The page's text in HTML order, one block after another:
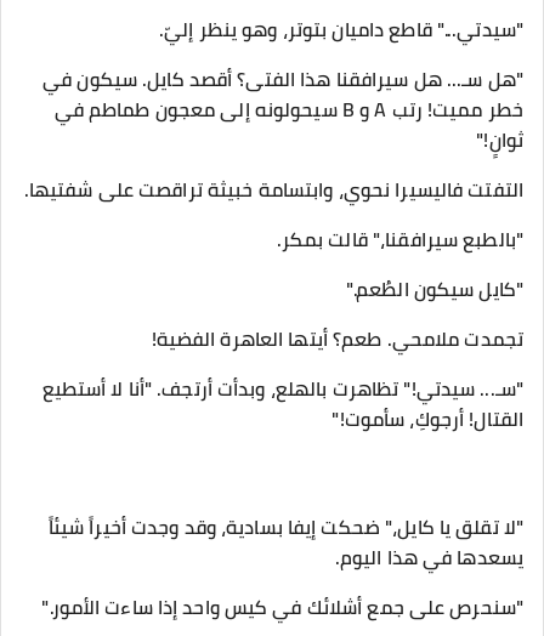
​"سيدتي..." قاطع داميان بتوتر، وهو ينظر إليّ.
"هل سـ... هل سيرافقنا هذا الفتى؟ أقصد كايل. سيكون في
خطر مميت! رتب A و B سيحولونه إلى معجون طماطم في
ثوانٍ!"
​التفتت فاليسيرا نحوي، وابتسامة خبيثة تراقصت على شفتيها.
​"بالطبع سيرافقنا،" قالت بمكر.
"كايل سيكون الطُعم."
​تجمدت ملامحي. طعم؟ أيتها العاهرة الفضية!
​"سـ... سيدتي!" تظاهرت بالهلع، وبدأت أرتجف. "أنا لا أستطيع
القتال! أرجوكِ، سأموت!"
​"لا تقلق يا كايل،" ضحكت إيفا بسادية، وقد وجدت أخيراً شيئاً
يسعدها في هذا اليوم.
"سنحرص على جمع أشلائك في كيس واحد إذا ساءت الأمور."